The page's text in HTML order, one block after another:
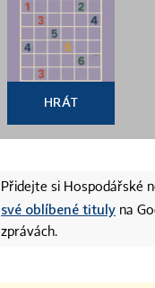
HRÁT
Přidejte si Hospodářské
své oblíbené tituly na
zprávách.